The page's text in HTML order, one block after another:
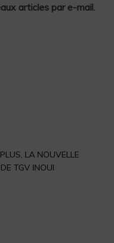
articles par e-mail.
LA NOUVELLE
TGV INOUI